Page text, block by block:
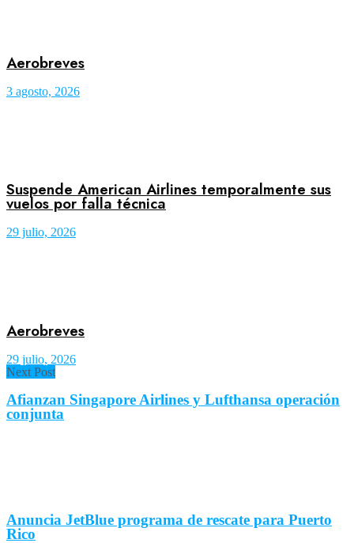
Aerobreves
3 agosto, 2026
Suspende American Airlines temporalmente sus
vuelos por falla técnica
29 julio, 2026
Aerobreves
29 julio, 2026
Next Post
Afianzan Singapore Airlines y Lufthansa operación
conjunta
Anuncia JetBlue programa de rescate para Puerto
Rico